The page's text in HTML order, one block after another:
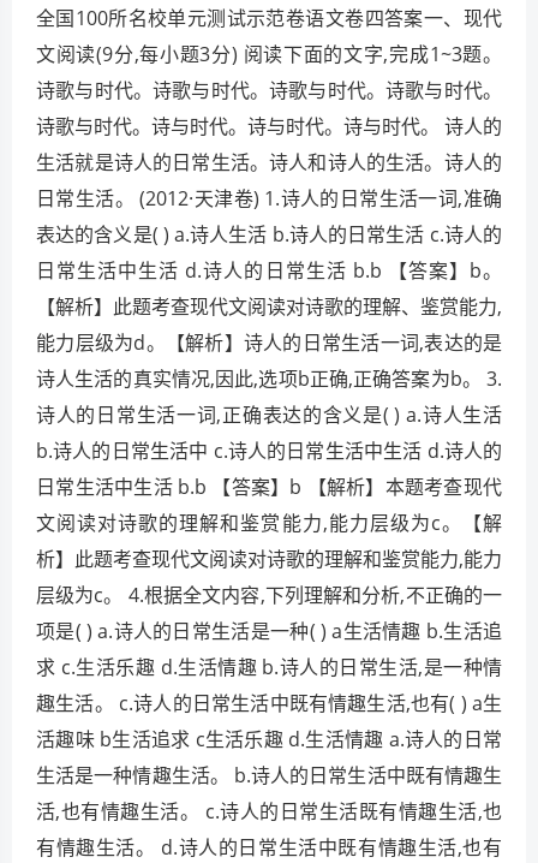
全国100所名校单元测试示范卷语文卷四答案一、现代
文阅读(9分,每小题3分) 阅读下面的文字,完成1~3题。
诗歌与时代。诗歌与时代。诗歌与时代。诗歌与时代。
诗歌与时代。诗与时代。诗与时代。诗与时代。 诗人的
生活就是诗人的日常生活。诗人和诗人的生活。诗人的
日常生活。 (2012·天津卷) 1.诗人的日常生活一词,准确
表达的含义是( ) a.诗人生活 b.诗人的日常生活 c.诗人的
日常生活中生活 d.诗人的日常生活 b.b 【答案】b。
【解析】此题考查现代文阅读对诗歌的理解、鉴赏能力,
能力层级为d。【解析】诗人的日常生活一词,表达的是
诗人生活的真实情况,因此,选项b正确,正确答案为b。 3.
诗人的日常生活一词,正确表达的含义是( ) a.诗人生活
b.诗人的日常生活中 c.诗人的日常生活中生活 d.诗人的
日常生活中生活 b.b 【答案】b 【解析】本题考查现代
文阅读对诗歌的理解和鉴赏能力,能力层级为c。【解
析】此题考查现代文阅读对诗歌的理解和鉴赏能力,能力
层级为c。 4.根据全文内容,下列理解和分析,不正确的一
项是( ) a.诗人的日常生活是一种( ) a生活情趣 b.生活追
求 c.生活乐趣 d.生活情趣 b.诗人的日常生活,是一种情
趣生活。 c.诗人的日常生活中既有情趣生活,也有( ) a生
活趣味 b生活追求 c生活乐趣 d.生活情趣 a.诗人的日常
生活是一种情趣生活。 b.诗人的日常生活中既有情趣生
活,也有情趣生活。 c.诗人的日常生活既有情趣生活,也
有情趣生活。 d.诗人的日常生活中既有情趣生活,也有